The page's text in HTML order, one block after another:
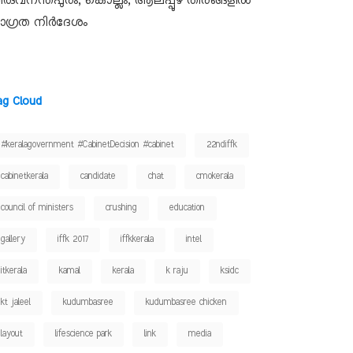
നിർദേശം
Cloud
#keralagovernment #CabinetDecision #cabinet 22ndiffk
cabinetkerala candidate chat cmokerala
council of ministers crushing education
gallery iffk 2017 iffkkerala intel
itkerala kamal kerala k raju ksidc
kt jaleel kudumbasree kudumbasree chicken
layout lifescience park link media